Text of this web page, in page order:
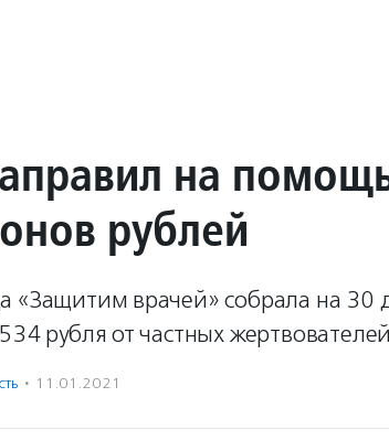
на
рублей
«Защитим врачей» собрала на 30
рубля от частных
· 11.01.2021